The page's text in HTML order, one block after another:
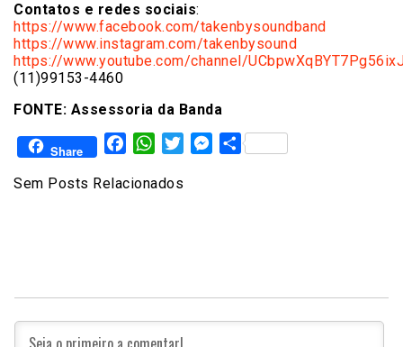
Contatos e redes sociais:
https://www.facebook.com/takenbysoundband
https://www.instagram.com/takenbysound
https://www.youtube.com/channel/
(11)99153-4460
FONTE: Assessoria da Banda
Share FacebookWhatsAppTwitterMessenger
Share
Sem Posts Relacionados